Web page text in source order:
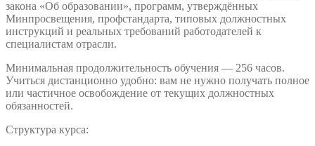
закона «Об образовании», программ, утверждённых
Минпросвещения, профстандарта, типовых должностных
инструкций и реальных требований работодателей к
специалистам отрасли.
Минимальная продолжительность обучения — 256 часов.
Учиться дистанционно удобно: вам не нужно получать полное
или частичное освобождение от текущих должностных
обязанностей.
Структура курса: